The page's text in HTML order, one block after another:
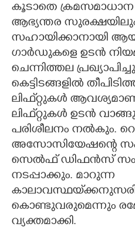
കൂടാതെ ക്രമസമാധാന
ആഭ്യന്തര
സഹായിക്കാനായി
ഗാർഡുകളെ ഉടൻ
ചെന്നിത്തല
കെട്ടിടങ്ങളിൽ
ലിഫ്‌റ്റുകൾ
ലിഫ്‌റ്റുകൾ ഉടൻ
പരിശീലനം നൽകും.
അസോസിയേഷന്റെ
സെൽഫ് ഡിഫൻസ്
നടപ്പാക്കും. മാറുന്ന
കൊണ്ടുവരുമെന്നും
വ്യക്തമാക്കി.